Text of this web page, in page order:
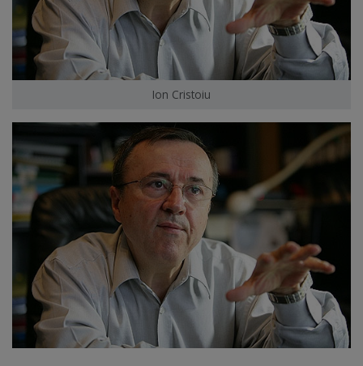
Ion Cristoiu